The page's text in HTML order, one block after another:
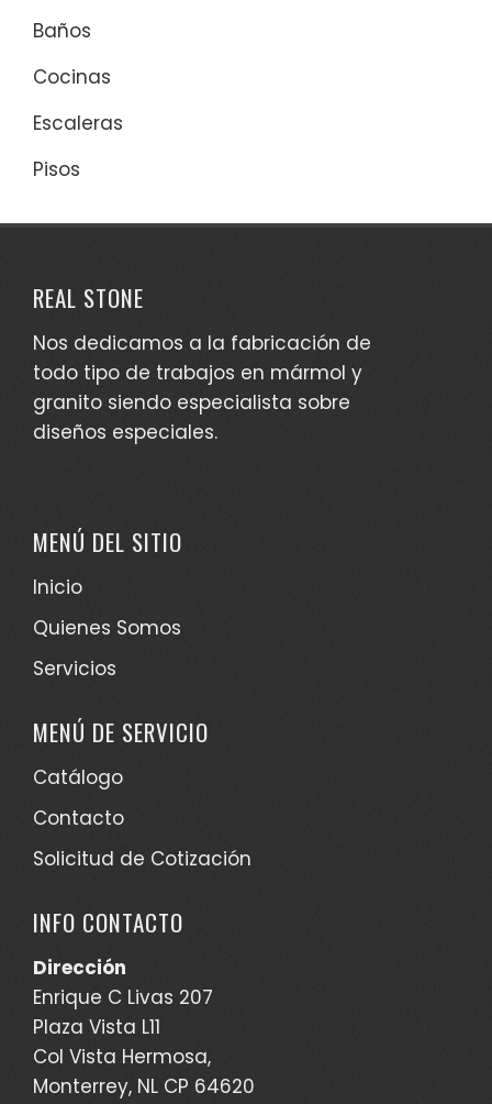
Baños
Cocinas
Escaleras
Pisos
REAL STONE
Nos dedicamos a la fabricación de
todo tipo de trabajos en mármol y
granito siendo especialista sobre
diseños especiales.
MENÚ DEL SITIO
Inicio
Quienes Somos
Servicios
MENÚ DE SERVICIO
Catálogo
Contacto
Solicitud de Cotización
INFO CONTACTO
Dirección
Enrique C Livas 207
Plaza Vista L11
Col Vista Hermosa,
Monterrey, NL CP 64620